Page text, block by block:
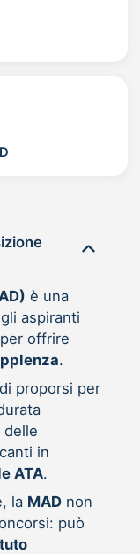
è una
aspiranti
offrire
.
proporsi per
delle
in
ATA.
la MADnon
può